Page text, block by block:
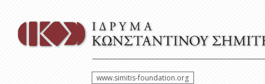
www.simitis-foundation.org